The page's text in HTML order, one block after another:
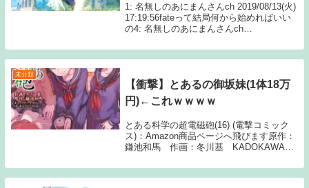
1: 名無しのあにまんさんch 2019/08/13(火)
17:19:56fateって結局何から始めればいい
の4: 名無しのあにまんさんch
が一番いいと思うけど82: 名無し...
未分類
【衝撃】とあるの御坂妹(1体18万
円)←これｗｗｗｗ
とある科学の超電磁砲(16) (電撃コミック
ス)：Amazon商品ページへ飛びます原作：
鎌池和馬 作画：冬川基 KADOKAWA1:
えるわけない 5: 名無しさん 末端価格はも
っとするだろ 3...